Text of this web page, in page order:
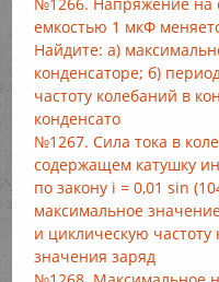
емкостью 1 мкФ
Найдите: а)
конденсаторе; б)
частоту колебаний в
конденсато
№1267. Сила тока в
содержащем катушку
по закону i = 0,01 sin
максимальное
и циклическую
значения заряд